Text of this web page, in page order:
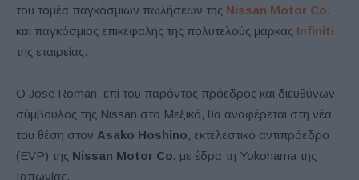
του τομέα παγκόσμιων πωλήσεων της Nissan Motor Co.
και παγκόσμιος επικεφαλής της πολυτελούς μάρκας Infiniti
της εταιρείας.
Ο Jose Roman, επί του παρόντος πρόεδρος και διευθύνων
σύμβουλος της Nissan στο Μεξικό, θα αναφέρεται στη νέα
του θέση στον Asako Hoshino, εκτελεστικό αντιπρόεδρο
(EVP) της Nissan Motor Co. με έδρα τη Yokohama της
Ιαπωνίας.